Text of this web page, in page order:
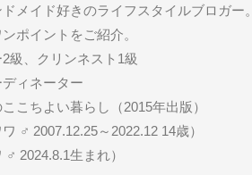
メイド好きのライフスタイルブロガー。
ポイントをご紹介。
級、クリンネスト1級
ィネーター
こちよい暮らし（2015年出版）
♂ 2007.12.25～2022.12 14歳）
生まれ）